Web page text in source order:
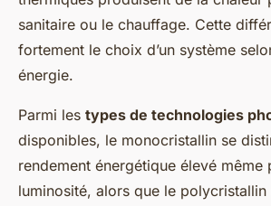
sanitaire ou le chauffage. Cette
fortement le choix d’un système
énergie.
Parmi les types de technologies
disponibles, le monocristallin se
rendement énergétique élevé même
luminosité, alors que le